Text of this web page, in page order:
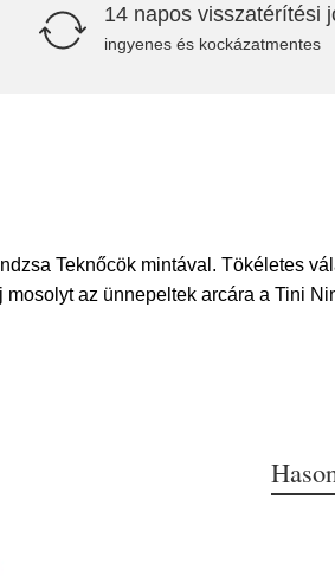
14 napos visszatérítési
ingyenes és kockázatmentes
Teknőcök mintával. Tökéletes
az ünnepeltek arcára a Tini